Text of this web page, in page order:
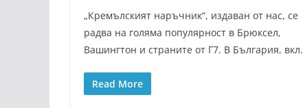
„Кремълският наръчник“, издаван от нас, се
радва на голяма популярност в Брюксел,
Вашингтон и страните от Г7. В България, вкл.
Read More